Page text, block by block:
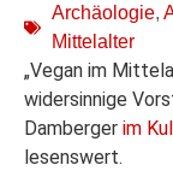
Archäologie,
Mittelalter
„Vegan im
widersinnige
Damberger im
lesenswert.